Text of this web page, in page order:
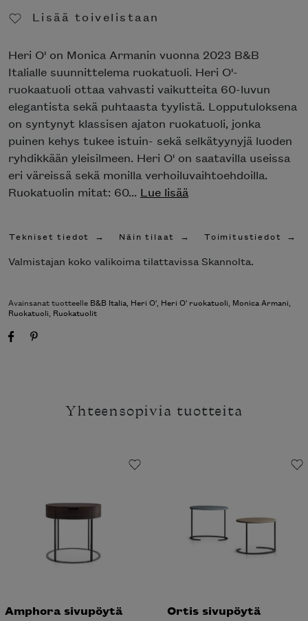
Lisää toivelistaan
Heri O' on Monica Armanin vuonna 2023 B&B
Italialle suunnittelema ruokatuoli. Heri O'-
ruokaatuoli ottaa vahvasti vaikutteita 60-luvun
elegantista sekä puhtaasta tyylistä. Lopputuloksena
on syntynyt klassisen ajaton ruokatuoli, jonka
puinen kehys tukee istuin- sekä selkätyynyjä luoden
ryhdikkään yleisilmeen. Heri O' on saatavilla useissa
eri väreissä sekä monilla verhoiluvaihtoehdoilla.
Ruokatuolin mitat: 60... Lue lisää
Tekniset tiedot Näin tilaat Toimitustiedot
Valmistajan koko valikoima tilattavissa Skannolta.
Avainsanat tuotteelle B&B Italia, Heri O', Heri O' ruokatuoli, Monica Armani,
Ruokatuoli, Ruokatuolit
Yhteensopivia tuotteita
Amphora sivupöytä Ortis sivupöytä